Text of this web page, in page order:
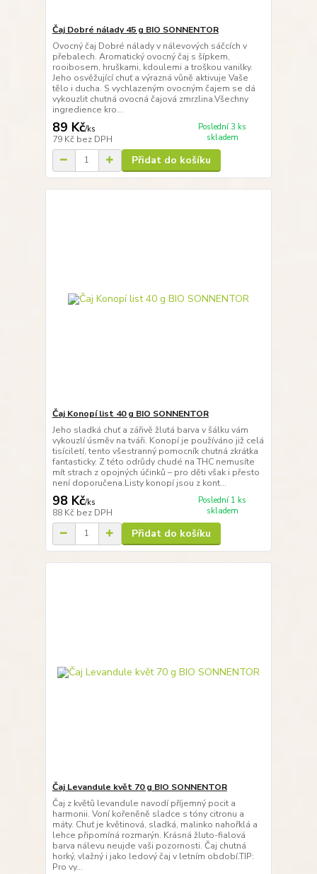
Čaj Dobré nálady 45 g BIO SONNENTOR
Ovocný čaj Dobré nálady v nálevových sáčcích v
přebalech. Aromatický ovocný čaj s šípkem,
rooibosem, hruškami, kdoulemi a troškou vanilky.
Jeho osvěžující chuť a výrazná vůně aktivuje Vaše
tělo i ducha. S vychlazeným ovocným čajem se dá
vykouzlit chutná ovocná čajová zmrzlina.Všechny
ingredience kro...
89 Kč/ks
79 Kč bez DPH
Poslední 3 ks
skladem
Přidat do košíku
Čaj Konopí list 40 g BIO SONNENTOR
Jeho sladká chuť a zářivě žlutá barva v šálku vám
vykouzlí úsměv na tváři. Konopí je používáno již celá
tisíciletí, tento všestranný pomocník chutná zkrátka
fantasticky. Z této odrůdy chudé na THC nemusíte
mít strach z opojných účinků – pro děti však i přesto
není doporučena.Listy konopí jsou z kont...
98 Kč/ks
88 Kč bez DPH
Poslední 1 ks
skladem
Přidat do košíku
Čaj Levandule květ 70 g BIO SONNENTOR
Čaj z květů levandule navodí příjemný pocit a
harmonii. Voní kořeněně sladce s tóny citronu a
máty. Chuť je květinová, sladká, malinko nahořklá a
lehce připomíná rozmarýn. Krásná žluto-fialová
barva nálevu neujde vaši pozornosti. Čaj chutná
horký, vlažný i jako ledový čaj v letním období.TIP:
Pro vy...